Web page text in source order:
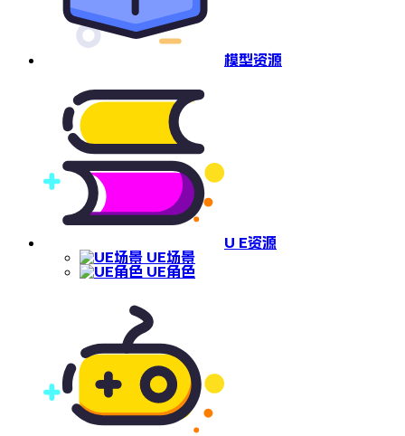
模型资源
U E资源
UE场景
UE角色